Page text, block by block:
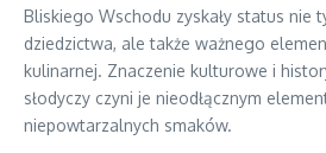
Bliskiego Wschodu zyskały status nie
dziedzictwa, ale także ważnego
kulinarnej. Znaczenie kulturowe i
słodyczy czyni je nieodłącznym
niepowtarzalnych smaków.